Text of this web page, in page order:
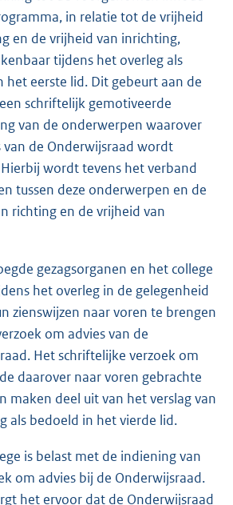
in relatie tot de vrijheid
en de vrijheid van inrichting,
tijdens het overleg als
het eerste lid. Dit gebeurt aan de
schriftelijk gemotiveerde
van de onderwerpen waarover
van de Onderwijsraad wordt
wordt tevens het verband
tussen deze onderwerpen en de
richting en de vrijheid van
gezagsorganen en het college
het overleg in de gelegenheid
zienswijzen naar voren te brengen
om advies van de
Het schriftelijke verzoek om
daarover naar voren gebrachte
maken deel uit van het verslag van
als bedoeld in het vierde lid.
is belast met de indiening van
om advies bij de Onderwijsraad.
het ervoor dat de Onderwijsraad